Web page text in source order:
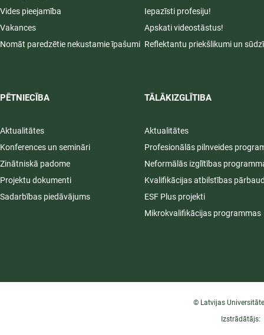
Vides pieejamība
Vakances
Nomāt paredzētie nekustamie īpašumi
PĒTNIECĪBA
Aktualitātes
Konferences un semināri
Zinātniskā padome
Projektu dokumenti
Sadarbības piedāvājums
Iepazīsti profesiju!
Apskati videostāstus!
Reflektantu priekšlikumi un
TĀLĀKIZGLĪTIBA
Aktualitātes
Profesionālās pilnveides
Neformālās izglītības
Kvalifikācijas atbilstības
ESF Plus projekti
Mikrokvalifikācijas programmas
© Latvijas
Izstrādātājs: